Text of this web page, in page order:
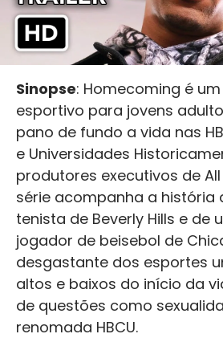
Sinopse: Homecoming é
esportivo para jovens
pano de fundo a vida nas
e Universidades
produtores executivos de
série acompanha a história
tenista de Beverly Hills e de
jogador de beisebol de
desgastante dos esportes
altos e baixos do início da
de questões como
renomada HBCU.